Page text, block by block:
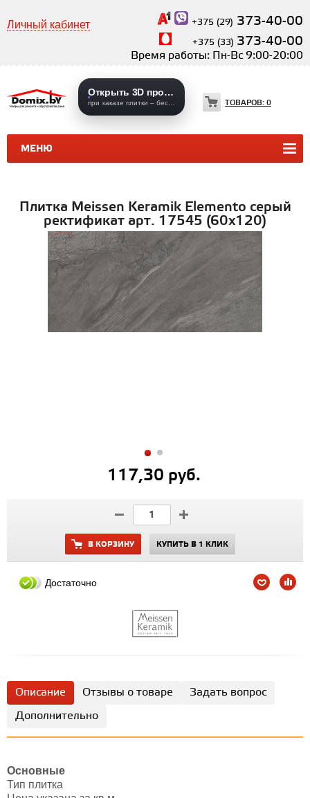
Личный кабинет +375 (29) 373-40-00
+375 (33) 373-40-00
Время работы: Пн-Вс 9:00-20:00
МЕНЮ
Открыть 3D проекты
ТОВАРОВ: 0
КЕРАМИЧЕСКАЯ ПЛИТКА
Плитка Meissen Keramik Elemento серый
ректификат арт. 17545 (60x120)
117,30 руб.
В КОРЗИНУ КУПИТЬ В 1 КЛИК
Достаточно
Описание Отзывы о товаре
Задать вопрос
Дополнительно
Основные
Тип плитка